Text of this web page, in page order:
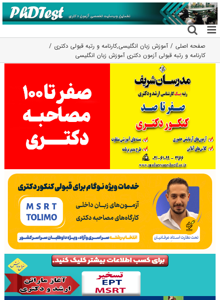
رفتن
به
محتوا
صفحه اصلی آموزش زبان انگلیسی,کارنامه و رتبه قبولی دکتری
کارنامه و رتبه قبولی آزمون دکتری آﻣﻮزش زﺑﺎن انگلیسی